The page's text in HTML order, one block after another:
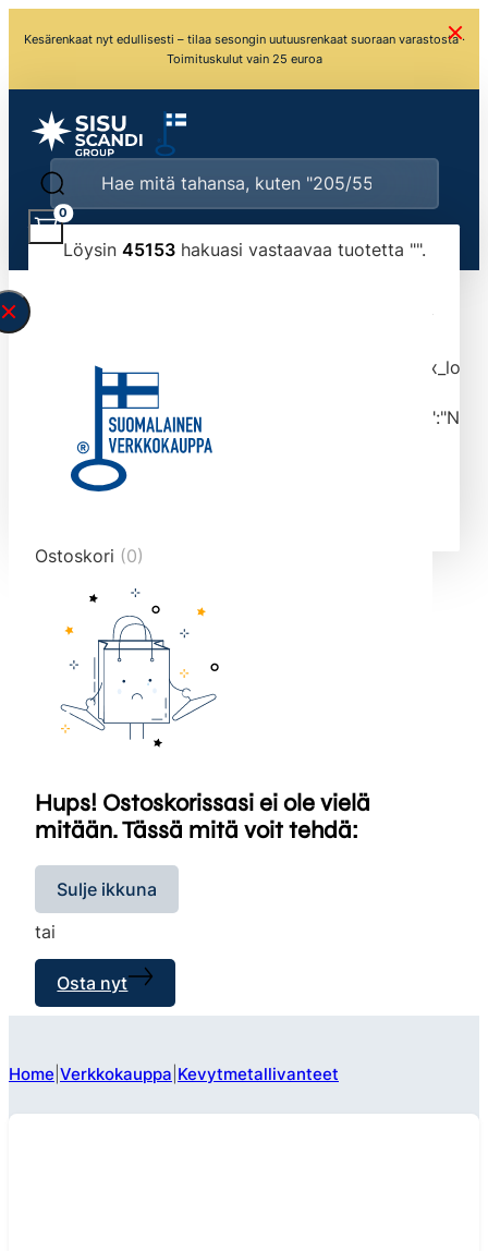
Kesärenkaat nyt edullisesti – tilaa sesongin uutuusrenkaat suoraan varastosta ·
Toimituskulut vain 25 euroa
Löysin 45153hakuasi vastaavaa tuotetta "".
typed the search query correctly.<br>Currently
tmlmvi","meta_query":
data-original-query-vars="[]" data-page="1"
data-max-pages="4516" data-start="1" data-
end="10">
0
Ostoskori (0)
Hups! Ostoskorissasi ei ole vielä
mitään. Tässä mitä voit tehdä:
Sulje ikkuna
tai
Osta nyt
Home Verkkokauppa Kevytmetallivanteet